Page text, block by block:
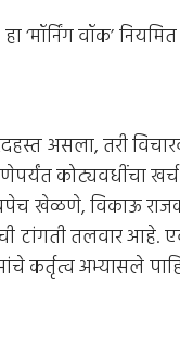
‘मॉर्निंग वॉक’
असला, तरी
कोट्यवधींचा
खेळणे, विकाऊ
टांगती तलवार आहे.
कर्तृत्व अभ्यासले